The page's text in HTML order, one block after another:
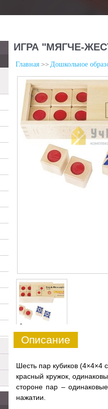
ИГРА "МЯГЧЕ-
Главная Дошкольное
0
Описание
Шесть пар кубиков (4×4×4
красный кружок,
стороне пар –
нажатии.